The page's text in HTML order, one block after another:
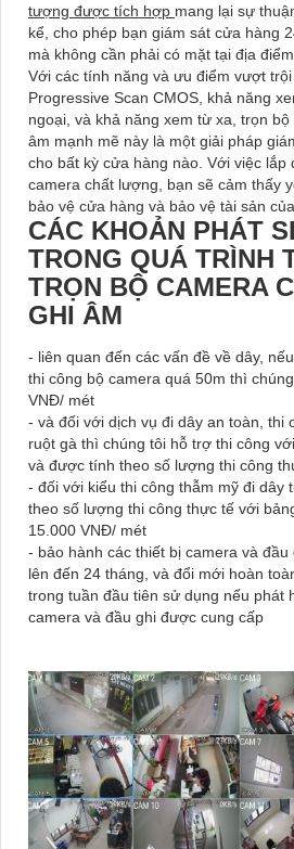
tượng được tích hợp mang lại sự
kể, cho phép bạn giám sát cửa hàng
mà không cần phải có mặt tại địa điểm.
Với các tính năng và ưu điểm vượt
Progressive Scan CMOS, khả năng
ngoại, và khả năng xem từ xa, trọn
âm mạnh mẽ này là một giải pháp
cho bất kỳ cửa hàng nào. Với việc lắp
camera chất lượng, bạn sẽ cảm thấy
bảo vệ cửa hàng và bảo vệ tài sản
CÁC KHOẢN PHÁT
TRONG QUÁ TRÌNH
TRỌN BỘ CAMERA
GHI ÂM
- liên quan đến các vấn đề về dây,
thi công bộ camera quá 50m thì
VNĐ/ mét
- và đối với dịch vụ đi dây an toàn, thi
ruột gà thì chúng tôi hỗ trợ thi công
và được tính theo số lượng thi công
- đối với kiểu thi công thẫm mỹ đi dây
theo số lượng thi công thực tế với
15.000 VNĐ/ mét
- bảo hành các thiết bị camera và
lên đến 24 tháng, và đổi mới hoàn
trong tuần đầu tiên sử dụng nếu phát
camera và đầu ghi được cung cấp